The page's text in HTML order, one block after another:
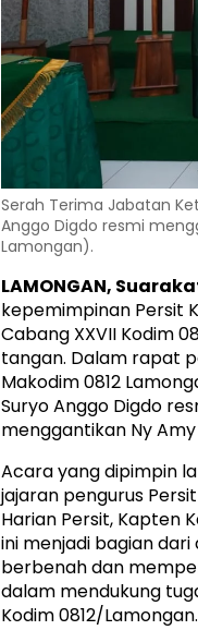
Serah Terima Jabatan
Anggo Digdo resmi
Lamongan).
LAMONGAN,
kepemimpinan Persit
Cabang XXVII Kodim
tangan. Dalam rapat
Makodim 0812
Suryo Anggo Digdo
menggantikan Ny
Acara yang dipimpin
jajaran pengurus
Harian Persit, Kapten
ini menjadi bagian
berbenah dan
dalam mendukung
Kodim 0812/Lamongan.